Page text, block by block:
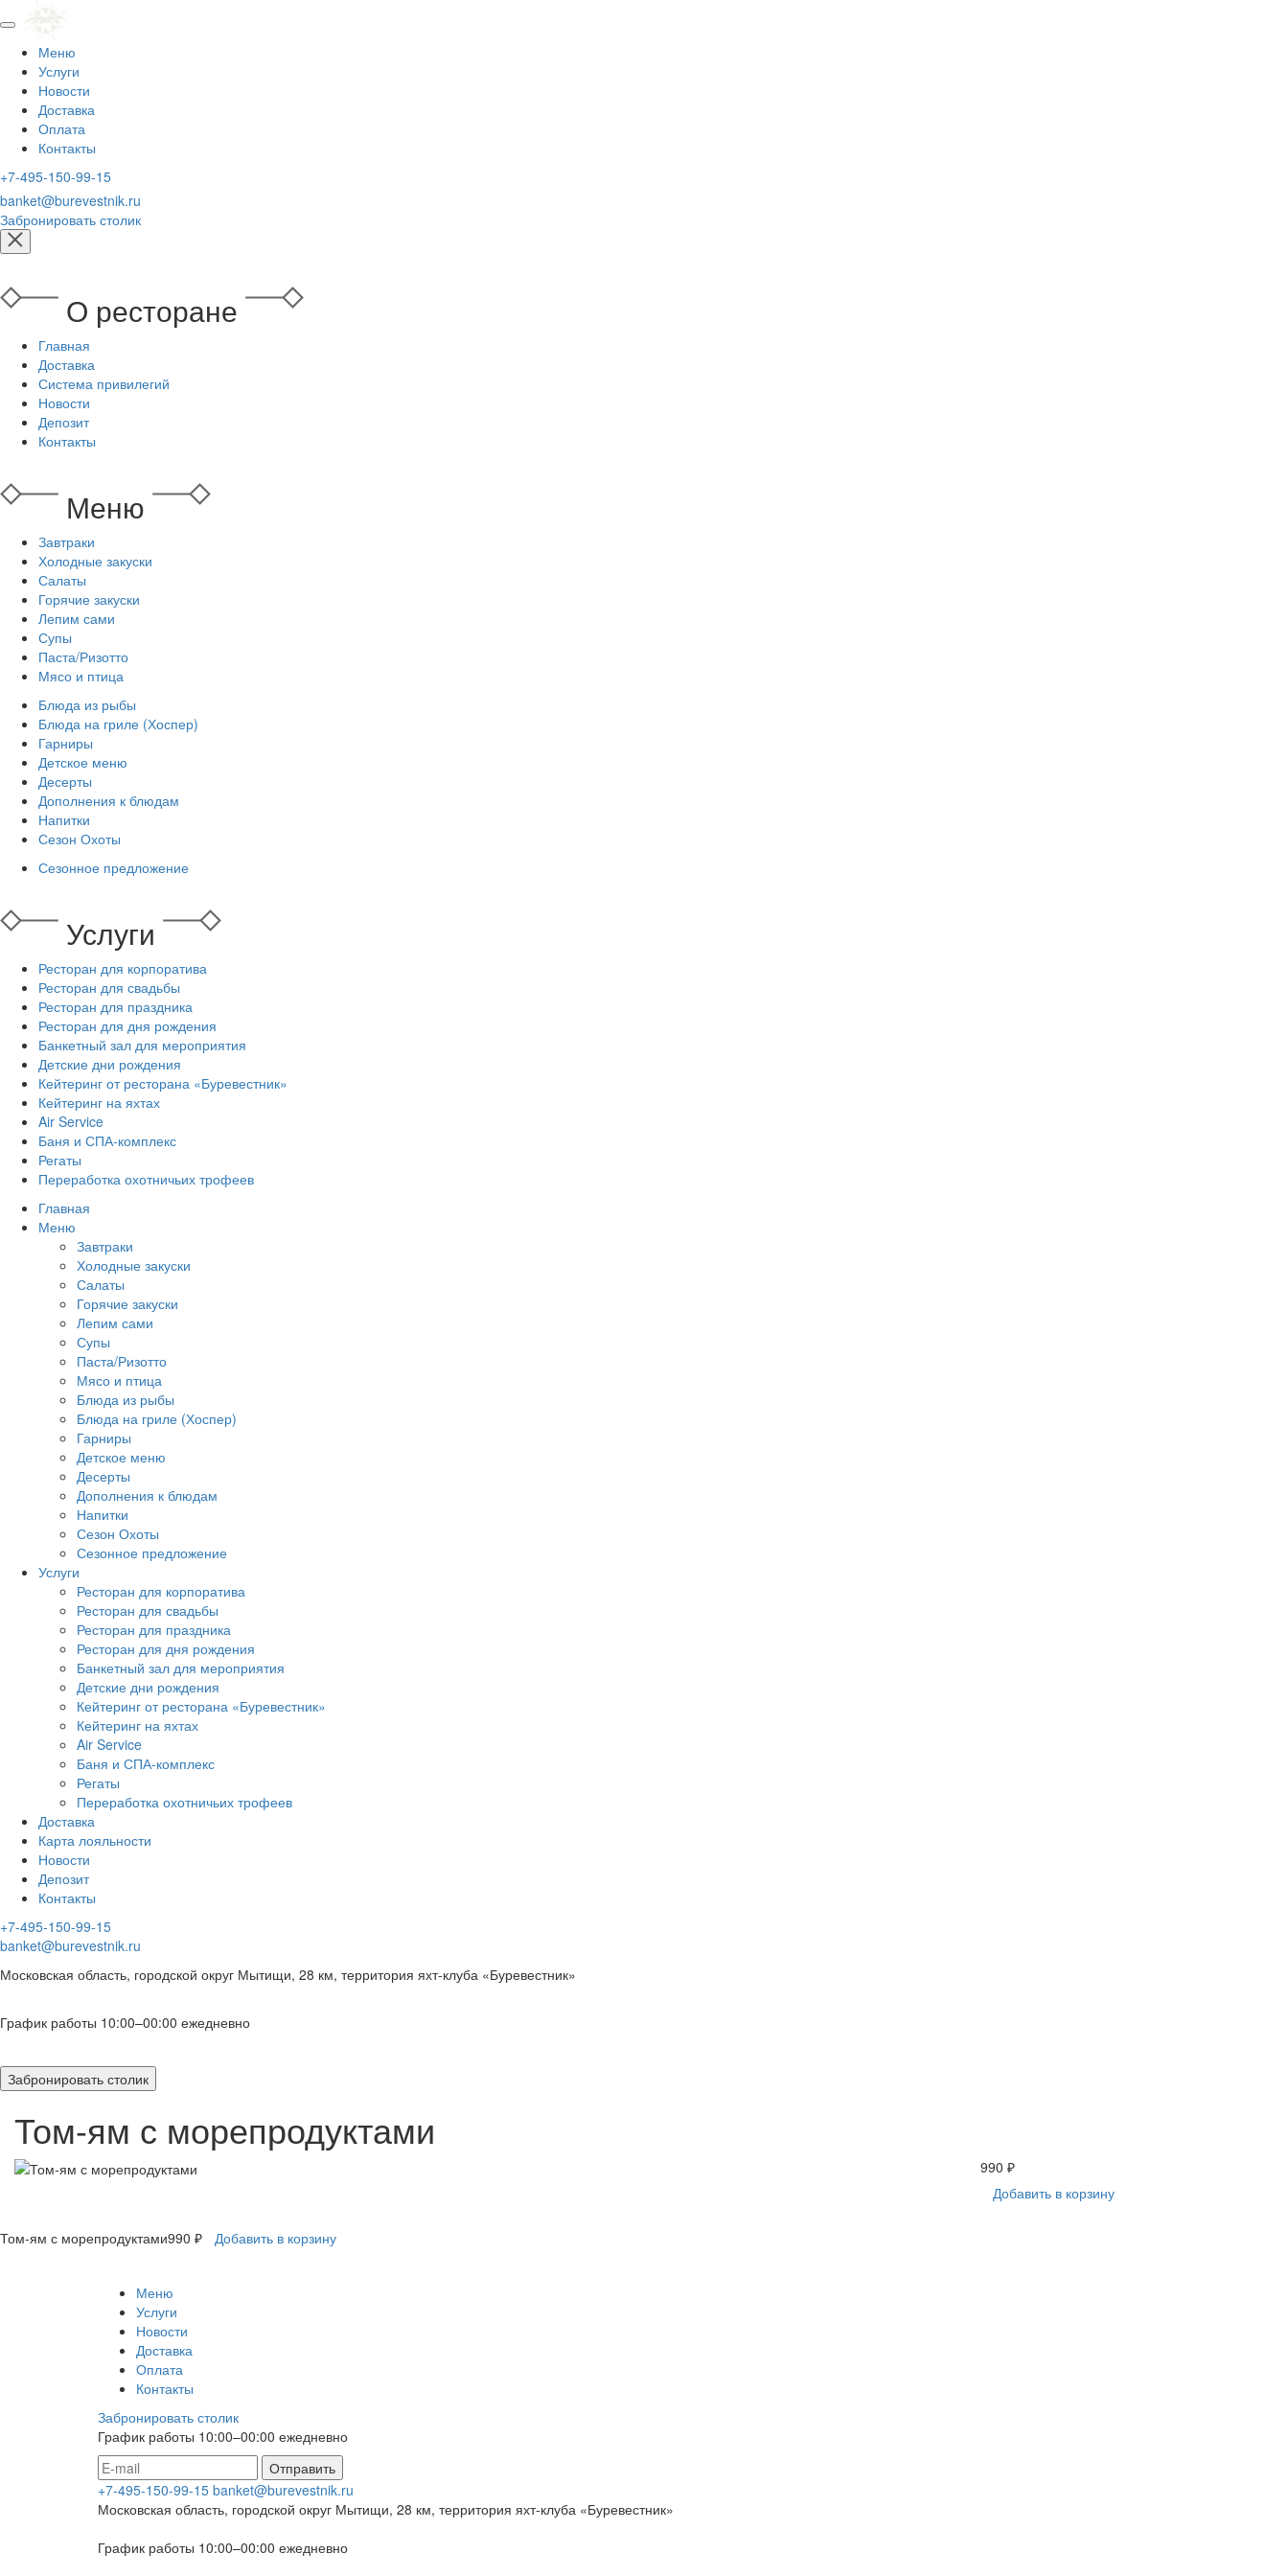
Меню
Услуги
Новости
Доставка
Оплата
Контакты
+7-495-150-99-15
banket@burevestnik.ru
Забронировать столик
О ресторане
Главная
Доставка
Система привилегий
Новости
Депозит
Контакты
Меню
Завтраки
Холодные закуски
Салаты
Горячие закуски
Лепим сами
Супы
Паста/Ризотто
Мясо и птица
Блюда из рыбы
Блюда на гриле (Хоспер)
Гарниры
Детское меню
Десерты
Дополнения к блюдам
Напитки
Сезон Охоты
Сезонное предложение
Услуги
Ресторан для корпоратива
Ресторан для свадьбы
Ресторан для праздника
Ресторан для дня рождения
Банкетный зал для мероприятия
Детские дни рождения
Кейтеринг от ресторана «Буревестник»
Кейтеринг на яхтах
Air Service
Баня и СПА-комплекс
Регаты
Переработка охотничьих трофеев
Главная
Меню
Завтраки
Холодные закуски
Салаты
Горячие закуски
Лепим сами
Супы
Паста/Ризотто
Мясо и птица
Блюда из рыбы
Блюда на гриле (Хоспер)
Гарниры
Детское меню
Десерты
Дополнения к блюдам
Напитки
Сезон Охоты
Сезонное предложение
Услуги
Ресторан для корпоратива
Ресторан для свадьбы
Ресторан для праздника
Ресторан для дня рождения
Банкетный зал для мероприятия
Детские дни рождения
Кейтеринг от ресторана «Буревестник»
Кейтеринг на яхтах
Air Service
Баня и СПА-комплекс
Регаты
Переработка охотничьих трофеев
Доставка
Карта лояльности
Новости
Депозит
Контакты
+7-495-150-99-15
banket@burevestnik.ru
Московская область, городской округ Мытищи, 28 км, территория яхт-клуба «Буревестник»
График работы 10:00–00:00 ежедневно
Забронировать столик
Том-ям с морепродуктами
990 ₽
Добавить в корзину
Том-ям с морепродуктами990 ₽ Добавить в корзину
Меню
Услуги
Новости
Доставка
Оплата
Контакты
Забронировать столик
График работы 10:00–00:00 ежедневно
Отправить
+7-495-150-99-15 banket@burevestnik.ru
Московская область, городской округ Мытищи, 28 км, территория яхт-клуба «Буревестник»
График работы 10:00–00:00 ежедневно